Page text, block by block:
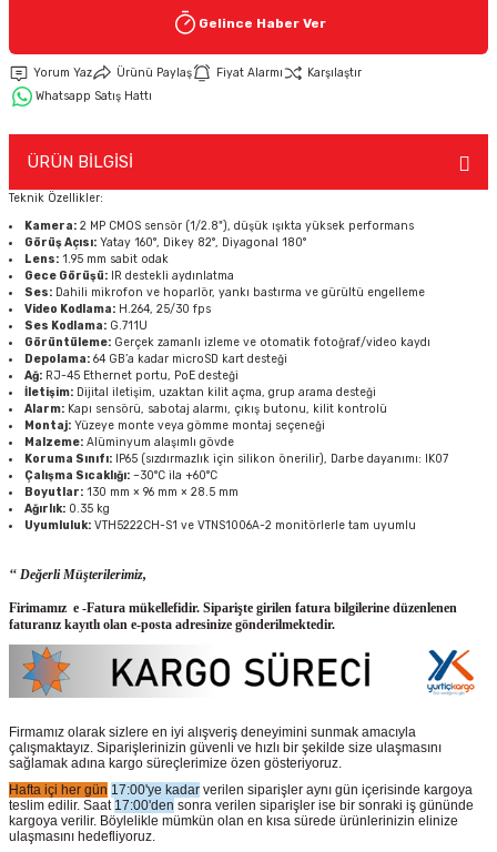
Keypad-Tuş Takımı Ürünler
Gelince Haber Ver
Yorum Yaz Ürünü Paylaş Fiyat Alarmı
Karşılaştır
Whatsapp Satış Hattı
ÜRÜN BİLGİSİ
Teknik Özellikler:
Kamera: 2 MP CMOS sensör (1/2.8"), düşük ışıkta yüksek performans
Görüş Açısı: Yatay 160°, Dikey 82°, Diyagonal 180°
Lens: 1.95 mm sabit odak
Gece Görüşü: IR destekli aydınlatma
Ses: Dahili mikrofon ve hoparlör, yankı bastırma ve gürültü engelleme
Video Kodlama: H.264, 25/30 fps
Ses Kodlama: G.711U
Görüntüleme: Gerçek zamanlı izleme ve otomatik fotoğraf/video kaydı
Depolama: 64 GB’a kadar microSD kart desteği
Ağ: RJ-45 Ethernet portu, PoE desteği
İletişim: Dijital iletişim, uzaktan kilit açma, grup arama desteği
Alarm: Kapı sensörü, sabotaj alarmı, çıkış butonu, kilit kontrolü
Montaj: Yüzeye monte veya gömme montaj seçeneği
Malzeme: Alüminyum alaşımlı gövde
Koruma Sınıfı: IP65 (sızdırmazlık için silikon önerilir), Darbe dayanımı: IK07
Çalışma Sıcaklığı: –30°C ila +60°C
Boyutlar: 130 mm × 96 mm × 28.5 mm
Ağırlık: 0.35 kg
Uyumluluk: VTH5222CH-S1 ve VTNS1006A-2 monitörlerle tam uyumlu
‘‘ Değerli Müşterilerimiz,
Firimamız e -Fatura mükellefidir. Siparişte girilen fatura bilgilerine düzenlenen
faturanız kayıtlı olan e-posta adresinize gönderilmektedir.
Firmamız olarak sizlere en iyi alışveriş deneyimini sunmak amacıyla
çalışmaktayız. Siparişlerinizin güvenli ve hızlı bir şekilde size ulaşmasını
sağlamak adına kargo süreçlerimize özen gösteriyoruz.
Hafta içi her gün 17:00'ye kadar verilen siparişler aynı gün içerisinde kargoya
teslim edilir. Saat 17:00'den sonra verilen siparişler ise bir sonraki iş gününde
kargoya verilir. Böylelikle mümkün olan en kısa sürede ürünlerinizin elinize
ulaşmasını hedefliyoruz.